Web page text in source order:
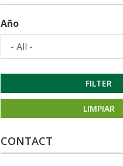
Año
FILTER
LIMPIAR
CONTACT